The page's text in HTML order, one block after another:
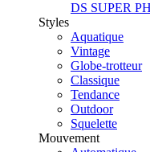
DS SUPER
Styles
Aquatique
Vintage
Globe-trotteur
Classique
Tendance
Outdoor
Squelette
Mouvement